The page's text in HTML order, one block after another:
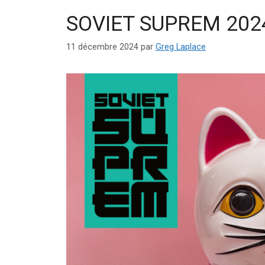
SOVIET SUPREM
11 décembre 2024 par Greg Laplace